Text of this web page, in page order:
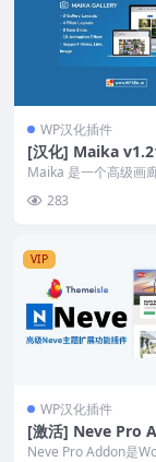
WP汉化插件
[汉化] Maika
廊插件
Maika 是一个高级画
与 W...
283
VIP
WP汉化插件
[激活] Neve Pro
级Neve主题扩展
Neve Pro Addon是